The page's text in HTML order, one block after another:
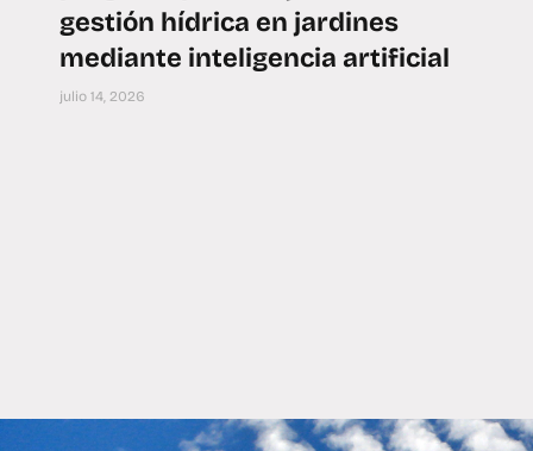
gestión hídrica en jardines
mediante inteligencia artificial
julio 14, 2026